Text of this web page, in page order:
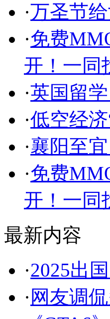
·万圣节
·免费
开！一同
·英国留
·低空经
·襄阳至
·免费
开！一同
最新内容
·2025出
· 网友调